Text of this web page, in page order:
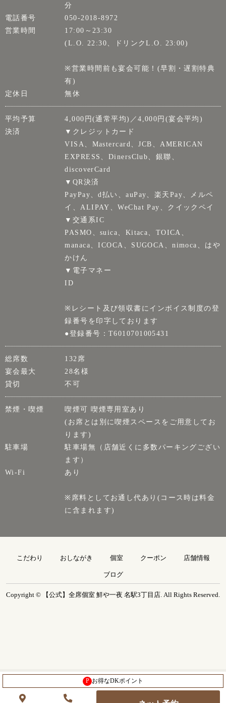
分
電話番号
050-2018-8972
営業時間
17:00～23:30
(L.O. 22:30、ドリンクL.O. 23:00)
※営業時間前も宴会可能！(早割・遅割特典
有)
定休日
無休
平均予算
4,000円(通常平均)／4,000円(宴会平均)
決済
▼クレジットカード
VISA、Mastercard、JCB、AMERICAN
EXPRESS、DinersClub、銀聯、
discoverCard
▼QR決済
PayPay、d払い、auPay、楽天Pay、メルペ
イ、ALIPAY、WeChat Pay、クイックペイ
▼交通系IC
PASMO、suica、Kitaca、TOICA、
manaca、ICOCA、SUGOCA、nimoca、はや
かけん
▼電子マネー
ID
※レシート及び領収書にインボイス制度の登
録番号を印字しております
●登録番号：T6010701005431
総席数
132席
宴会最大
28名様
貸切
不可
禁煙・喫煙
喫煙可 喫煙専用室あり
(お席とは別に喫煙スペースをご用意してお
ります)
駐車場
駐車場無（店舗近くに多数パーキングござい
ます）
Wi-Fi
あり
※席料としてお通し代あり(コース時は料金
に含まれます)
こだわり おしながき 個室 クーポン 店舗情報
ブログ
Copyright © 【公式】全席個室 鮮や一夜 名駅3丁目店. All Rights Reserved.
P お得なDKポイント